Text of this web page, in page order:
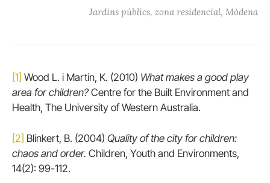
Jardins públics, zona residencial, Mòdena
[1] Wood L. i Martin, K. (2010) What makes a good play
area for children?Centre for the Built Environment and
Health, The University of Western Australia.
[2] Blinkert, B. (2004) Quality of the city for children:
chaos and order. Children, Youth and Environments,
14(2): 99-112.